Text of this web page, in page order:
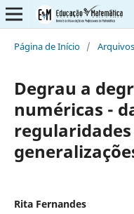
Página de Início / Arquivos
Degrau a
numéricas -
Rita Fernandes